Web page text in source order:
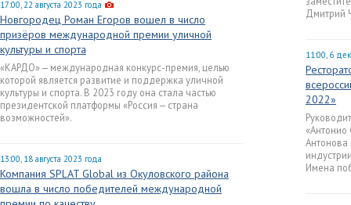
17:00, 22 августа 2023 года
Новгородец Роман Егоров вошел в число
призёров международной премии уличной
культуры и спорта
«КАРДО» — международная конкурс-премия, целью
которой является развитие и поддержка уличной
культуры и спорта. В 2023 году она стала частью
президентской платформы «Россия — страна
возможностей».
13:00, 18 августа 2023 года
Компания SPLAT Global из Окуловского района
вошла в число победителей международной
Дмитрий
11:00, 6
2022»
«Антонио
Имена